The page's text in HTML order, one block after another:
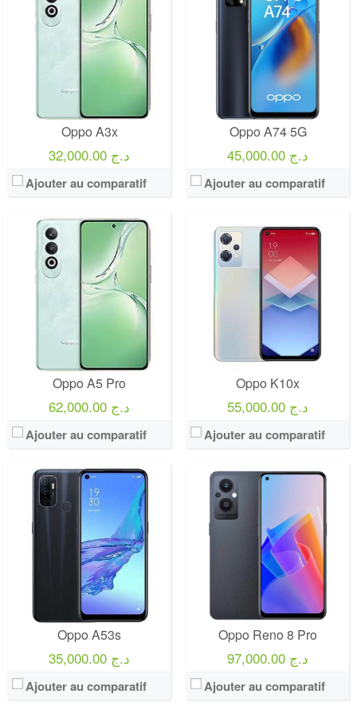
Oppo A3x
32,000.00 د.ج
Ajouter au comparatif
Oppo A74 5G
45,000.00 د.ج
Ajouter au comparatif
Oppo A5 Pro
62,000.00 د.ج
Ajouter au comparatif
Oppo K10x
55,000.00 د.ج
Ajouter au comparatif
Oppo A53s
35,000.00 د.ج
Ajouter au comparatif
Oppo Reno 8 Pro
97,000.00 د.ج
Ajouter au comparatif